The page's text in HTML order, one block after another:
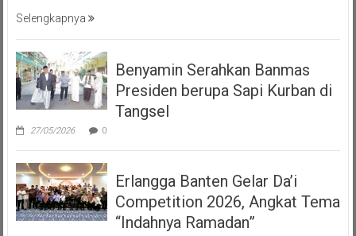
Selengkapnya
Benyamin Serahkan Banmas
Presiden berupa Sapi Kurban di
Tangsel
27/05/2026 0
Erlangga Banten Gelar Da’i
Competition 2026, Angkat Tema
“Indahnya Ramadan”